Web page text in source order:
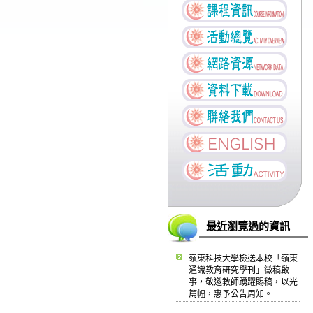
最近瀏覽過的資訊
嶺東科技大學檢送本校「嶺東
通識教育研究學刊」徵稿啟
事，敬邀教師踴躍賜稿，以光
篇幅，惠予公告周知。